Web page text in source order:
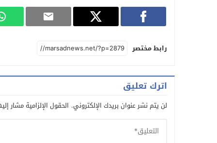
رابط مختصر
اترك تعليق
لن يتم نشر عنوان بريدك الإلكتروني. الحقول الإلزامية مشار